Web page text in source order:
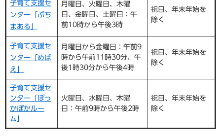
子育て支援セ
ンター「ぷち
まある」
月曜日、火曜日、木曜
日、金曜日、土曜日：午
前10時から午後3時
祝日、年末年始を
除く
子育て支援セ
ンター「めば
え」
月曜日から金曜日：午前9
時から午前11時30分、午
後1時30分から午後4時
祝日、年末年始を
除く
子育て支援セ
ンター「ぽっ
かぽかルー
ム」
火曜日、水曜日、木曜
日：午前9時から午後2時
祝日、年末年始を
除く